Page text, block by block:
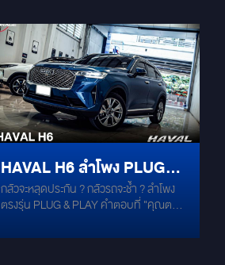
สูตรที่แมตช์กับสเปกของซับวูฟเฟอร์อย่าง
พอดีเป๊ะ ช่วยให้ได้พลังเบสที่แผ่กระจายเต็ม
อิ่ม โดยไม่เสียพื้นที่ในการขนสัมภาระหรือ
พับเบาะรถ Class D ALPINE R2-A75M
(ขุมพลังขับซับวูฟเฟอร์): เพาเวอร์แอมป์โมโน
บล็อก Class D ประสิทธิภาพสูงจากซีรีส์ R-
Series ทำหน้าที่ปลดปล่อยกำลังขับที่แรง
และเสถียร ตรงเข้าควบคุมและขับพลังของซับ
วูฟเฟอร์ 10 นิ้วได้อย่างเต็มเม็ดเต็มหน่วย
มอบเสียงเบสที่สะอาดและกระชับในทุกหัวโน้ต
ดนตรี ALPINE PXE-M60-4 (สมองกล
อัจฉริยะ DSP แอมป์): เสริมมิติเวทีเสียงหลัก
สัญญาณดิจิทัล (DSP) ในตัว ทำหน้าที่จัด
ลำโพง MERCURY M-H6.2 ตรงรุ่น
HAVAL H6 ออกแบบมาเฉพาะสำหรับรถ
HAVAL ให้เสียงใส เคลียร์ทุกย่านเสียง กลาง
แน่น เบสหนัก ลงตัวทุกจังหวะโดยไม่ต้องตัด
ต่อสายเดิมของรถ ติดตั้งง่าย จบงานเนียน
ฟังเพลงเพราะทุกเส้นทาง กล่อง AI BOX
Ram 8 / Rom 128 อัปเกรดความฉลาดให้
จอเดิม! รองรับ YouTube, Netflix, Google
รวดเร็ว ลื่นไหล ไม่มีสะดุด เหมือนมีแท็บเล็ต
ในรถ Subbox ALPINE S800 ซับเบสพลัง
ลึก เสียงแน่นไม่บวม เพิ่มอารมณ์เพลงให้
ครบทุกย่าน ดีไซน์บาง ติดตั้งใต้เบาะได้ ไม่
HAVAL H6 ลำโพง PLUG
AND PLAY MERCURY M-
H6.2
กลัวจะหลุดประกัน ? กลัวรถจะช้ำ ? ลำโพง
ตรงรุ่น PLUG & PLAY คำตอบที่ "คุณตาม
JOLION . ติดตั้งเปลี่ยนแทนของเดิมได้เลย